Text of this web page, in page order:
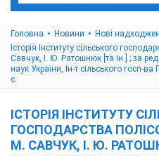
Головна Новини Нові
Історія Інституту сільського
Савчук, І. Ю. Ратошнюк [та ін.] ; за
наук України, Ін-т сільського госп-
с.
ІСТОРІЯ ІНСТИТУТУ
ГОСПОДАРСТВА
М. САВЧУК, І. Ю.